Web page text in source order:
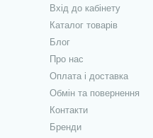
Вхід до кабінету
Каталог товарів
Блог
Про нас
Оплата і доставка
Обмін та повернення
Контакти
Бренди